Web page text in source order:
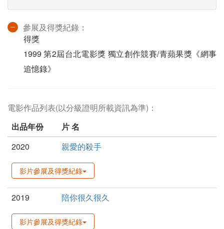
參展及得獎紀錄：
得獎
1999 第2屆台北電影獎 獨立創作競賽/青蘋果獎《網事
追憶錄》
電影作品列表(以分級證明所載資訊為準)：
出品年份
片 名
2020
親愛的殺手
影片參展及得獎紀錄
2019 陪你很久很久
影片參展及得獎紀錄